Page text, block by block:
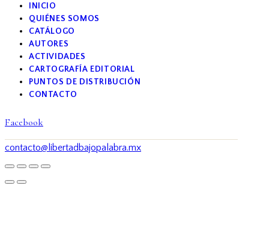
INICIO
QUIÉNES SOMOS
CATÁLOGO
AUTORES
ACTIVIDADES
CARTOGRAFÍA EDITORIAL
PUNTOS DE DISTRIBUCIÓN
CONTACTO
Facebook
contacto@libertadbajopalabra.mx